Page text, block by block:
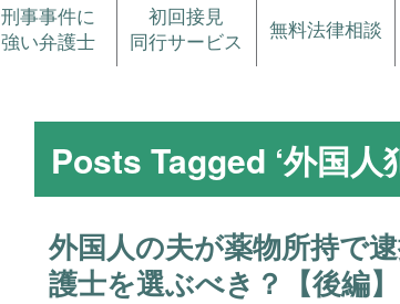
刑事事件に
強い弁護士
初回接見
同行サービス
無料法律相談
Posts Tagged ‘外国人
外国人の夫が薬物所持で
護士を選ぶべき？【後編】